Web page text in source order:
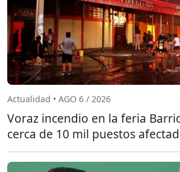
Actualidad • AGO 6 / 2026
Voraz incendio en la feria
cerca de 10 mil puestos